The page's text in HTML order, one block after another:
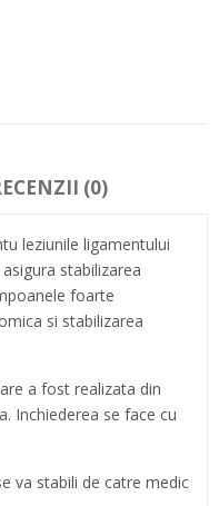
(0)
leziunile ligamentului
stabilizarea
foarte
si stabilizarea
a fost realizata din
Inchiederea se face cu
va stabili de catre medic